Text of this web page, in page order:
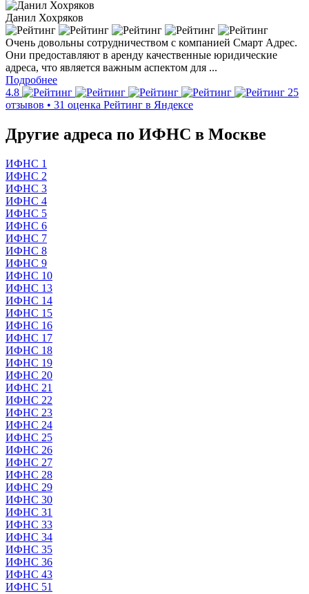
Данил Хохряков
Очень довольны сотрудничеством с компанией Смарт Адрес.
Они предоставляют в аренду качественные юридические
адреса, что является важным аспектом для ...
Подробнее
4.8
25
отзывов • 31 оценка Рейтинг в Яндексе
Другие адреса по ИФНС в Москве
ИФНС 1
ИФНС 2
ИФНС 3
ИФНС 4
ИФНС 5
ИФНС 6
ИФНС 7
ИФНС 8
ИФНС 9
ИФНС 10
ИФНС 13
ИФНС 14
ИФНС 15
ИФНС 16
ИФНС 17
ИФНС 18
ИФНС 19
ИФНС 20
ИФНС 21
ИФНС 22
ИФНС 23
ИФНС 24
ИФНС 25
ИФНС 26
ИФНС 27
ИФНС 28
ИФНС 29
ИФНС 30
ИФНС 31
ИФНС 33
ИФНС 34
ИФНС 35
ИФНС 36
ИФНС 43
ИФНС 51